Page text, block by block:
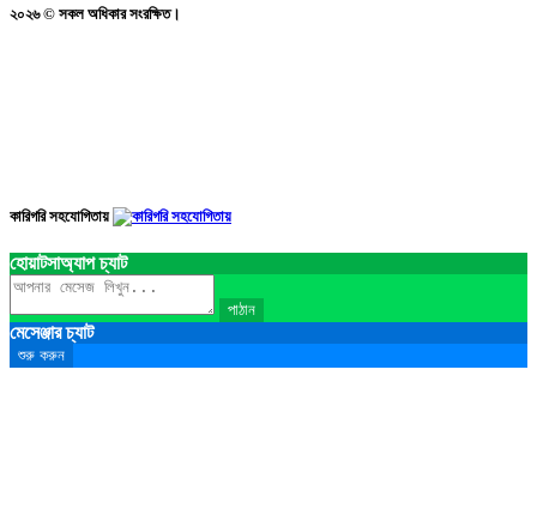
২০২৬ © সকল অধিকার সংরক্ষিত।
কারিগরি সহযোগিতায়
হোয়াটসাঅ্যাপ চ্যাট
পাঠান
মেসেঞ্জার চ্যাট
শুরু করুন